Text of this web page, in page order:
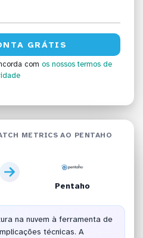
com os nossos termos de
METRICS AO PENTAHO
Pentaho
na nuvem à ferramenta de
técnicas. A